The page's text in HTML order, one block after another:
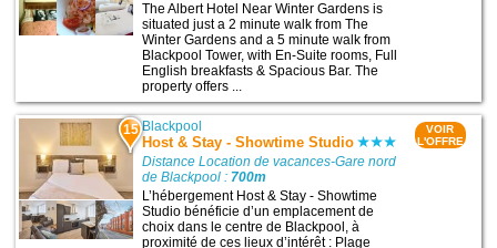
The Albert Hotel Near Winter Gardens is
situated just a 2 minute walk from The
Winter Gardens and a 5 minute walk from
Blackpool Tower, with En-Suite rooms, Full
English breakfasts & Spacious Bar. The
property offers ...
15 Blackpool
Host & Stay - Showtime Studio
Distance Location de vacances-Gare nord
de Blackpool : 700m
L’hébergement Host & Stay - Showtime
Studio bénéficie d’un emplacement de
choix dans le centre de Blackpool, à
proximité de ces lieux d’intérêt : Plage
VOIR
L'OFFRE